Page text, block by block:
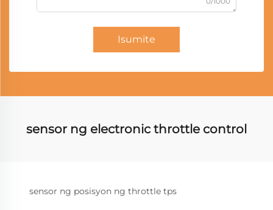
Isumite
sensor ng electronic throttle control
sensor ng posisyon ng throttle tps